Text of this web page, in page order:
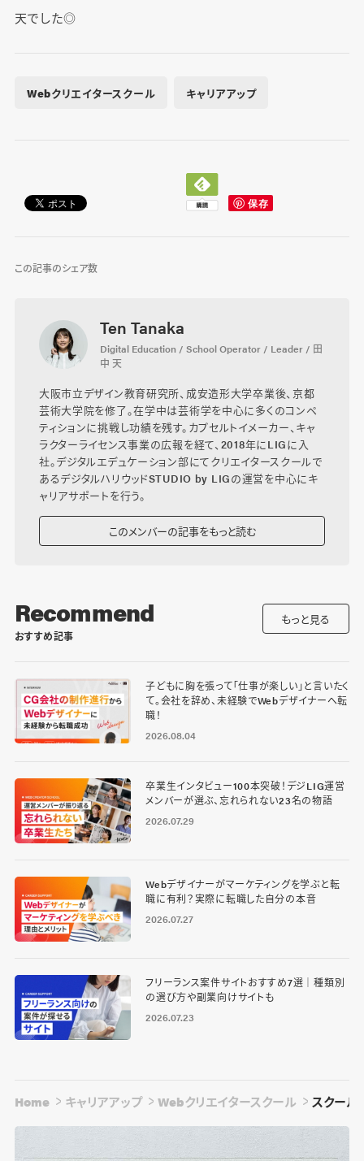
天でした◎
Webクリエイタースクール キャリアアップ
この記事のシェア数
Ten Tanaka
Digital Education / School Operator / Leader / 田
中 天
大阪市立デザイン教育研究所、成安造形大学卒業後、京都
芸術大学院を修了。在学中は芸術学を中心に多くのコンペ
ティションに挑戦し功績を残す。カプセルトイメーカー、キャ
ラクターライセンス事業の広報を経て、2018年にLIGに入
社。デジタルエデュケーション部にてクリエイタースクールで
あるデジタルハリウッドSTUDIO by LIGの運営を中心にキ
ャリアサポートを行う。
このメンバーの記事をもっと読む
Recommend
おすすめ記事
もっと見る
子どもに胸を張って「仕事が楽しい」と言いたく
て。会社を辞め、未経験でWebデザイナーへ転
職！
2026.08.04
卒業生インタビュー100本突破！デジLIG運営
メンバーが選ぶ、忘れられない23名の物語
2026.07.29
Webデザイナーがマーケティングを学ぶと転
職に有利？実際に転職した自分の本音
2026.07.27
フリーランス案件サイトおすすめ7選｜種類別
の選び方や副業向けサイトも
2026.07.23
Home キャリアアップ Webクリエイタースクール スクール